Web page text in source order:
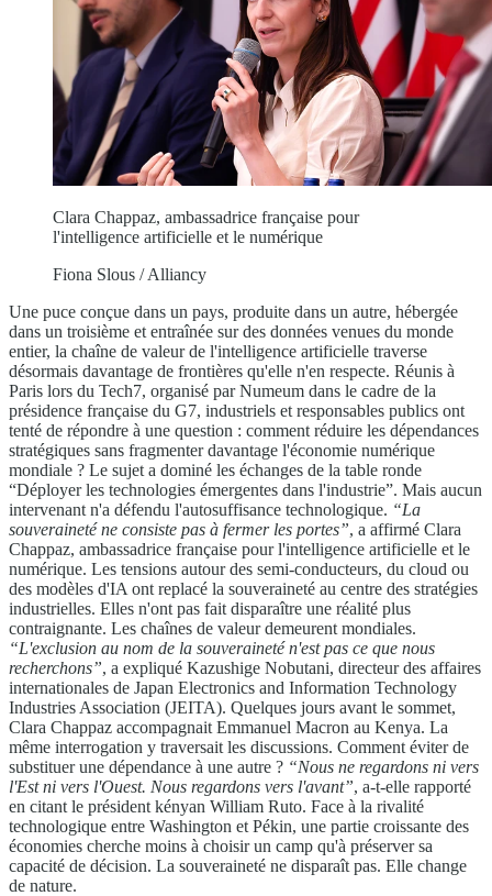
Clara Chappaz, ambassadrice française pour
l'intelligence artificielle et le numérique
Fiona Slous / Alliancy
Une puce conçue dans un pays, produite dans un autre, hébergée
dans un troisième et entraînée sur des données venues du monde
entier, la chaîne de valeur de l'intelligence artificielle traverse
désormais davantage de frontières qu'elle n'en respecte. Réunis à
Paris lors du Tech7, organisé par Numeum dans le cadre de la
présidence française du G7, industriels et responsables publics ont
tenté de répondre à une question : comment réduire les dépendances
stratégiques sans fragmenter davantage l'économie numérique
mondiale ? Le sujet a dominé les échanges de la table ronde
“Déployer les technologies émergentes dans l'industrie”. Mais aucun
intervenant n'a défendu l'autosuffisance technologique. “La
souveraineté ne consiste pas à fermer les portes”, a affirmé Clara
Chappaz, ambassadrice française pour l'intelligence artificielle et le
numérique. Les tensions autour des semi-conducteurs, du cloud ou
des modèles d'IA ont replacé la souveraineté au centre des stratégies
industrielles. Elles n'ont pas fait disparaître une réalité plus
contraignante. Les chaînes de valeur demeurent mondiales.
“L'exclusion au nom de la souveraineté n'est pas ce que nous
recherchons”, a expliqué Kazushige Nobutani, directeur des affaires
internationales de Japan Electronics and Information Technology
Industries Association (JEITA). Quelques jours avant le sommet,
Clara Chappaz accompagnait Emmanuel Macron au Kenya. La
même interrogation y traversait les discussions. Comment éviter de
substituer une dépendance à une autre ? “Nous ne regardons ni vers
l'Est ni vers l'Ouest. Nous regardons vers l'avant”, a-t-elle rapporté
en citant le président kényan William Ruto. Face à la rivalité
technologique entre Washington et Pékin, une partie croissante des
économies cherche moins à choisir un camp qu'à préserver sa
capacité de décision. La souveraineté ne disparaît pas. Elle change
de nature.